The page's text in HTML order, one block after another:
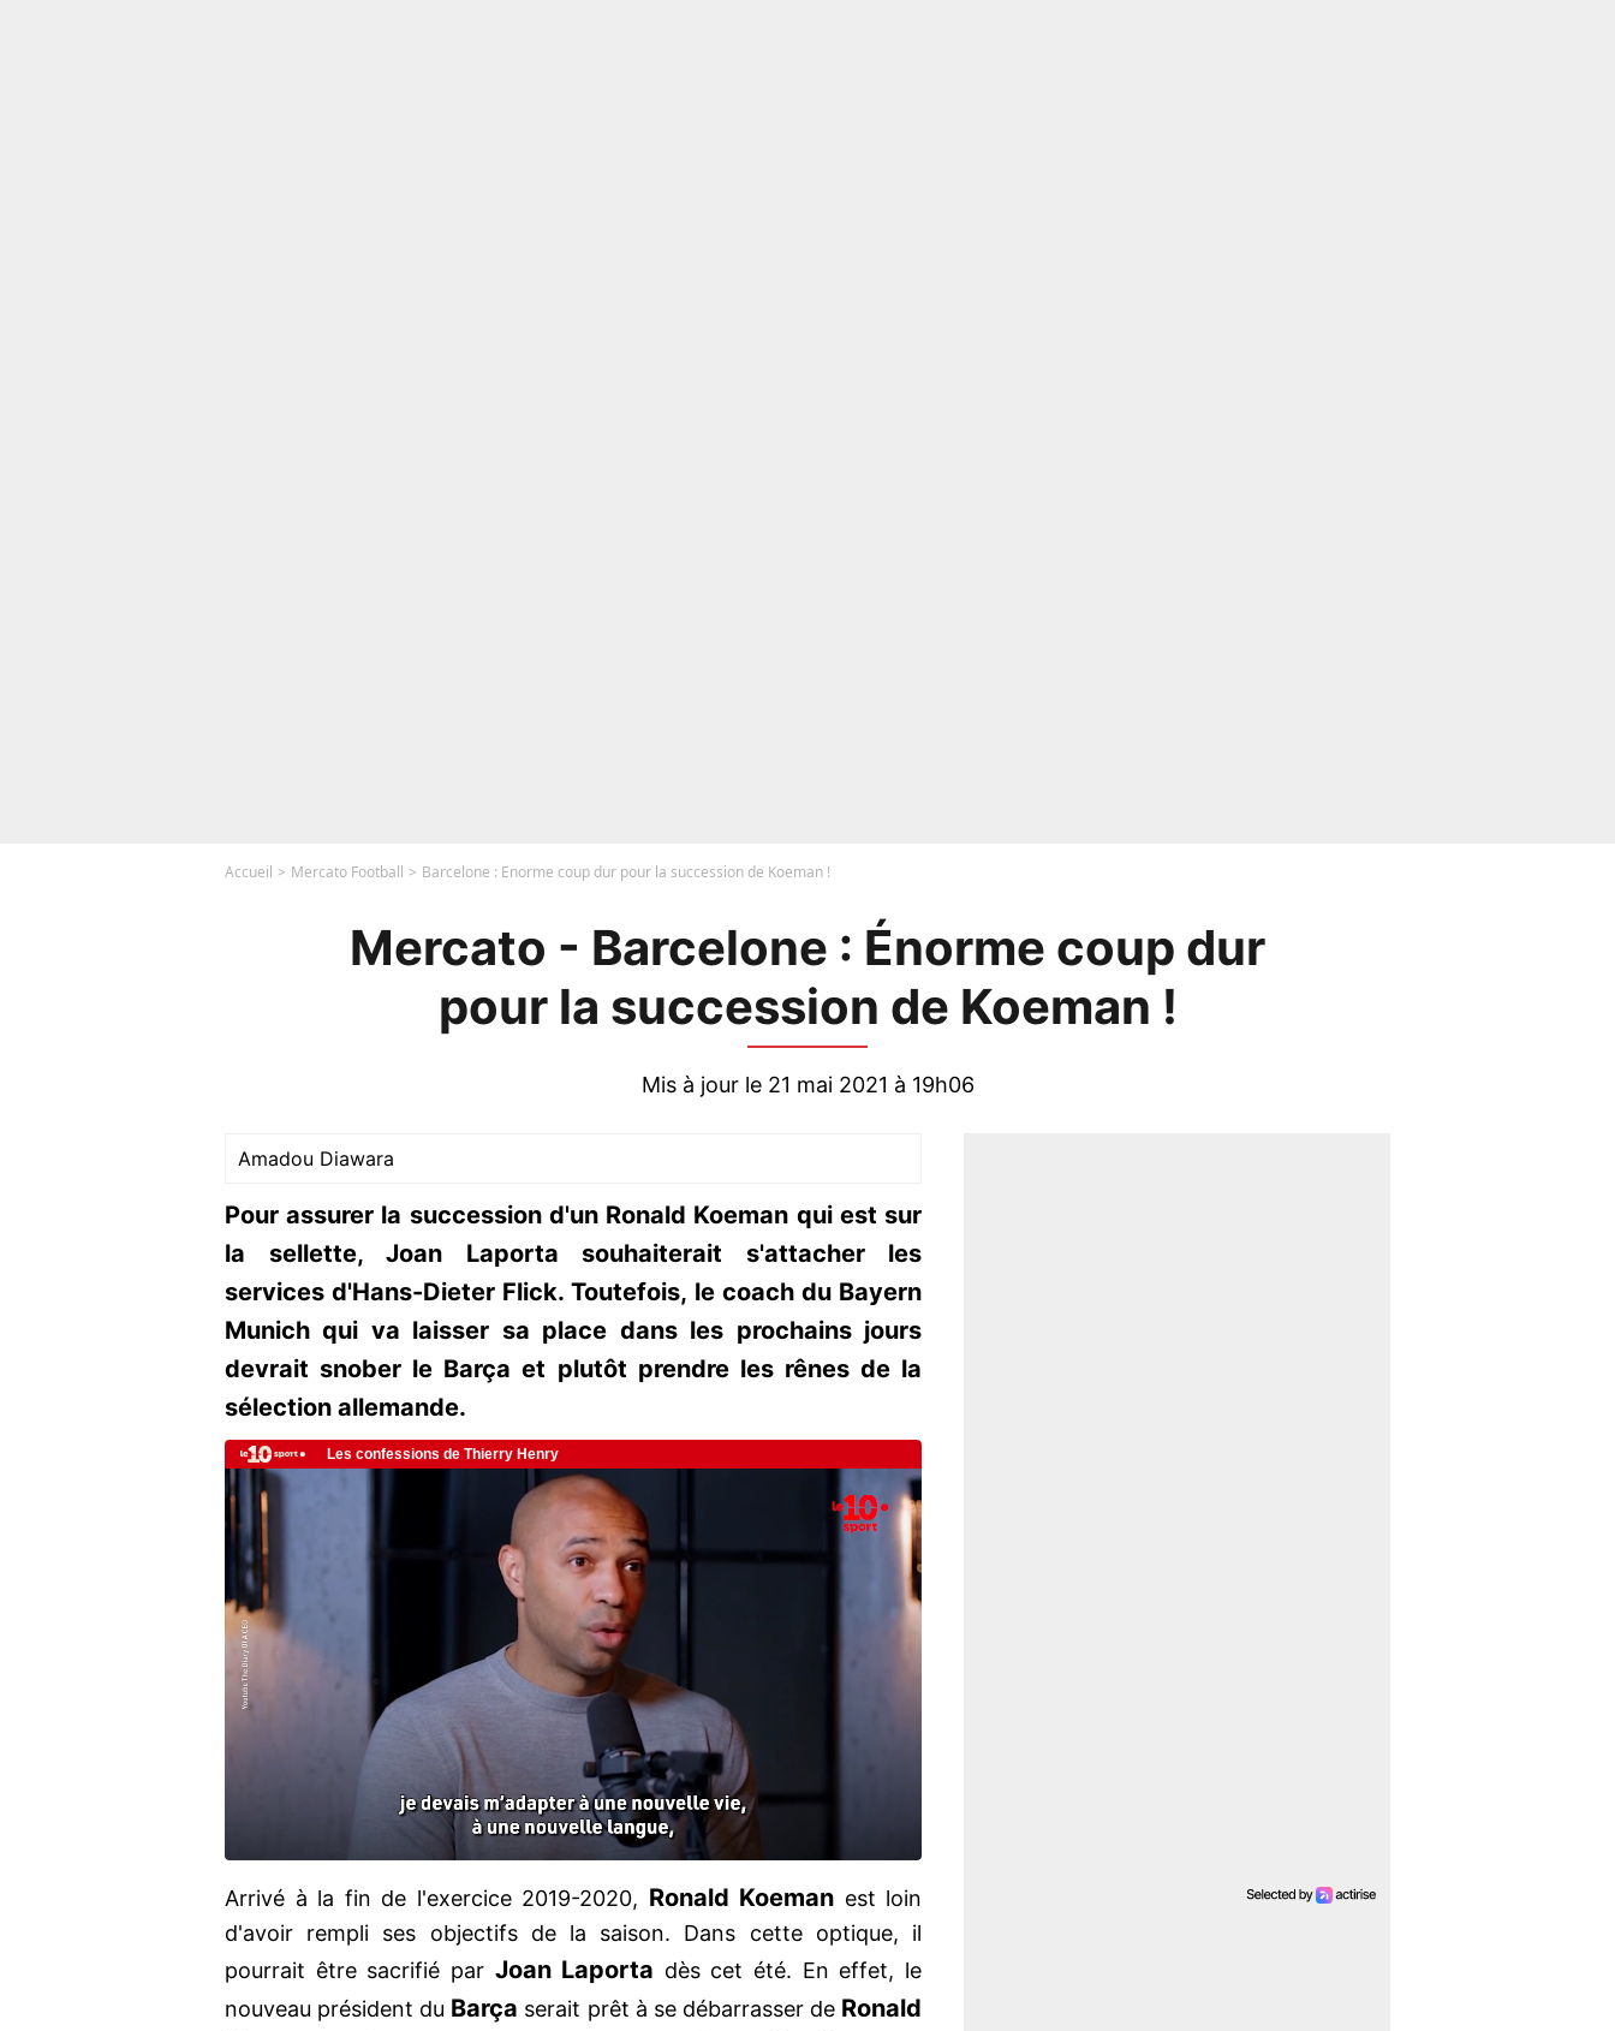
Accueil Mercato Football Barcelone : Enorme coup dur pour la succession de Koeman !
Mercato - Barcelone : Énorme coup dur
pour la succession de Koeman !
Mis à jour le 21 mai 2021 à 19h06
Amadou Diawara
Pour assurer la succession d'un Ronald Koeman qui est sur
la sellette, Joan Laporta souhaiterait s'attacher les
services d'Hans-Dieter Flick. Toutefois, le coach du Bayern
Munich qui va laisser sa place dans les prochains jours
devrait snober le Barça et plutôt prendre les rênes de la
sélection allemande.
Arrivé à la fin de l'exercice 2019-2020, Ronald Koeman est loin
d'avoir rempli ses objectifs de la saison. Dans cette optique, il
pourrait être sacrifié par Joan Laporta dès cet été. En effet, le
nouveau président du Barça serait prêt à se débarrasser de Ronald